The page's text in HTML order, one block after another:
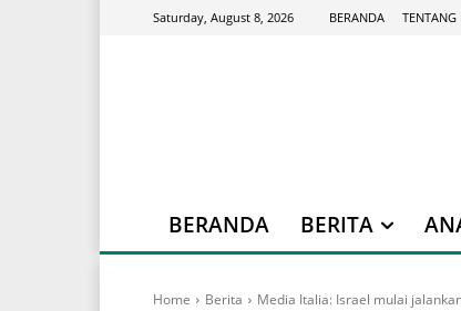
Saturday, August 8, 2026 BERANDA TENTANG
BERANDA BERITA
Home Berita Media Italia: Israel mulai